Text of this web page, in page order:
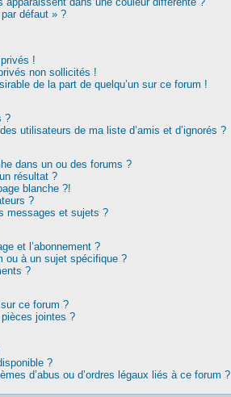
par défaut » ?
!
non sollicités !
de la part de quelqu’un sur ce forum !
?
utilisateurs de ma liste d’amis et d’ignorés ?
dans un ou des forums ?
résultat ?
blanche ?!
?
messages et sujets ?
et l’abonnement ?
ou à un sujet spécifique ?
?
ce forum ?
jointes ?
?
d’abus ou d’ordres légaux liés à ce forum ?